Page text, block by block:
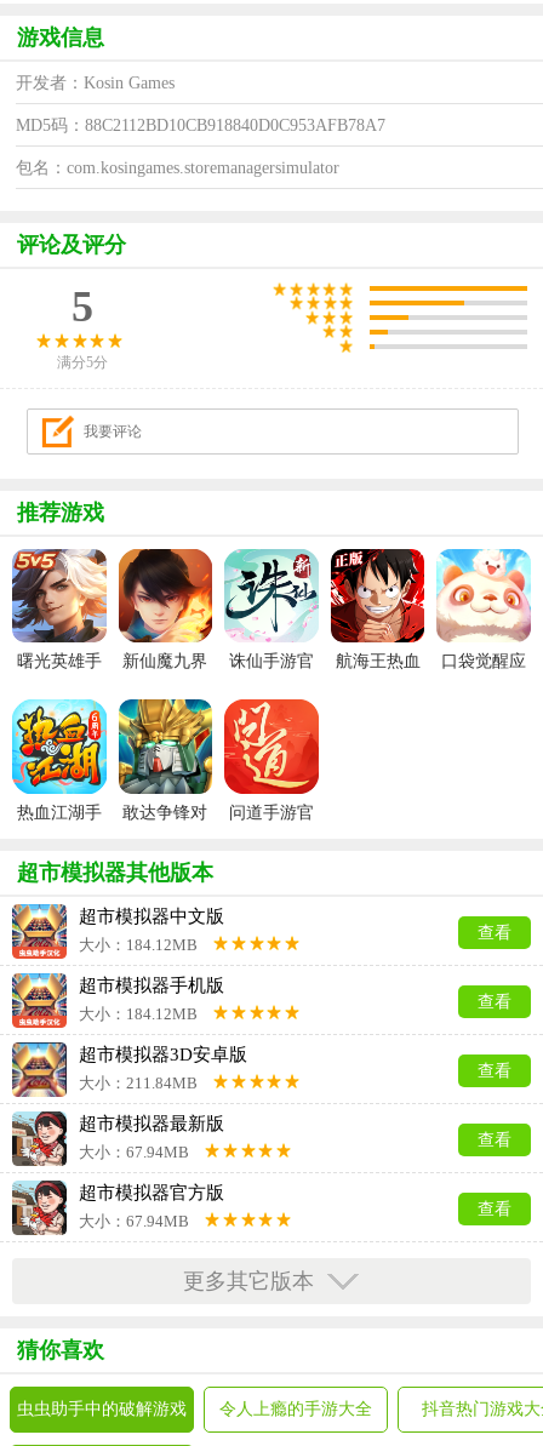
游戏信息
开发者：Kosin Games
MD5码：88C2112BD10CB918840D0C953AFB78A7
包名：com.kosingames.storemanagersimulator
评论及评分
5
满分5分
推荐游戏
曙光英雄手
版
新仙魔九界
方正版
诛仙手游官
航海王热血
口袋觉醒应
热血江湖手
敢达争锋对
问道手游官
超市模拟器其他版本
超市模拟器中文版
大小：184.12MB
查看
超市模拟器手机版
大小：184.12MB
查看
超市模拟器3D安卓版
大小：211.84MB
查看
超市模拟器最新版
大小：67.94MB
查看
超市模拟器官方版
大小：67.94MB
查看
大小：843.98KB更多其它版本
猜你喜欢
虫虫助手中的破解游戏 令人上瘾的手游大全 抖音热门游戏